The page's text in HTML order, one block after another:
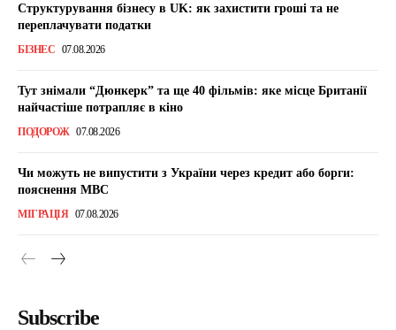
Структурування бізнесу в UK: як захистити гроші та не
переплачувати податки
БІЗНЕС 07.08.2026
Тут знімали “Дюнкерк” та ще 40 фільмів: яке місце Британії
найчастіше потрапляє в кіно
ПОДОРОЖ 07.08.2026
Чи можуть не випустити з України через кредит або борги:
пояснення МВС
МІГРАЦІЯ 07.08.2026
Subscribe